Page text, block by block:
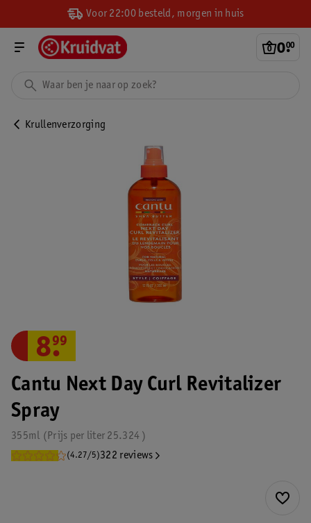
Voor 22:00 besteld, morgen in huis
0.
00
Krullenverzorging
Cantu Next Day Curl Revitalizer
Spray
355ml 25.324
Prijs per liter
(4.27/5)322 reviews
8.
99